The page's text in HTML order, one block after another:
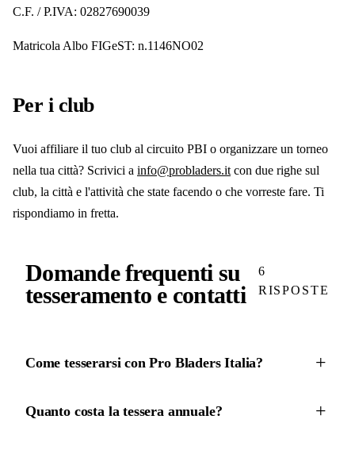
C.F. / P.IVA: 02827690039
Matricola Albo FIGeST: n.1146NO02
Per i club
Vuoi affiliare il tuo club al circuito PBI o organizzare un torneo
nella tua città? Scrivici a info@probladers.it con due righe sul
club, la città e l'attività che state facendo o che vorreste fare. Ti
rispondiamo in fretta.
Domande frequenti su
tesseramento e contatti
6
RISPOSTE
Come tesserarsi con Pro Bladers Italia?
Quanto costa la tessera annuale?